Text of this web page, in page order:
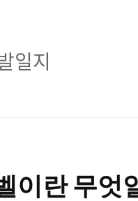
일지
이란 무엇